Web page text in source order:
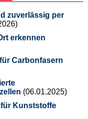
zuverlässig per
erkennen
Carbonfasern
(06.01.2025)
Kunststoffe